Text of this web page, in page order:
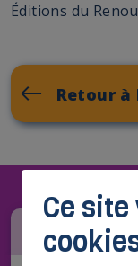
Éditions du
Retour
TRACES DU
Ce